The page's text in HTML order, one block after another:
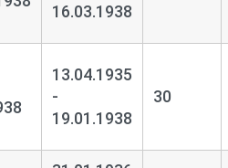
16.03.1938
13.04.1935
-
19.01.1938
30